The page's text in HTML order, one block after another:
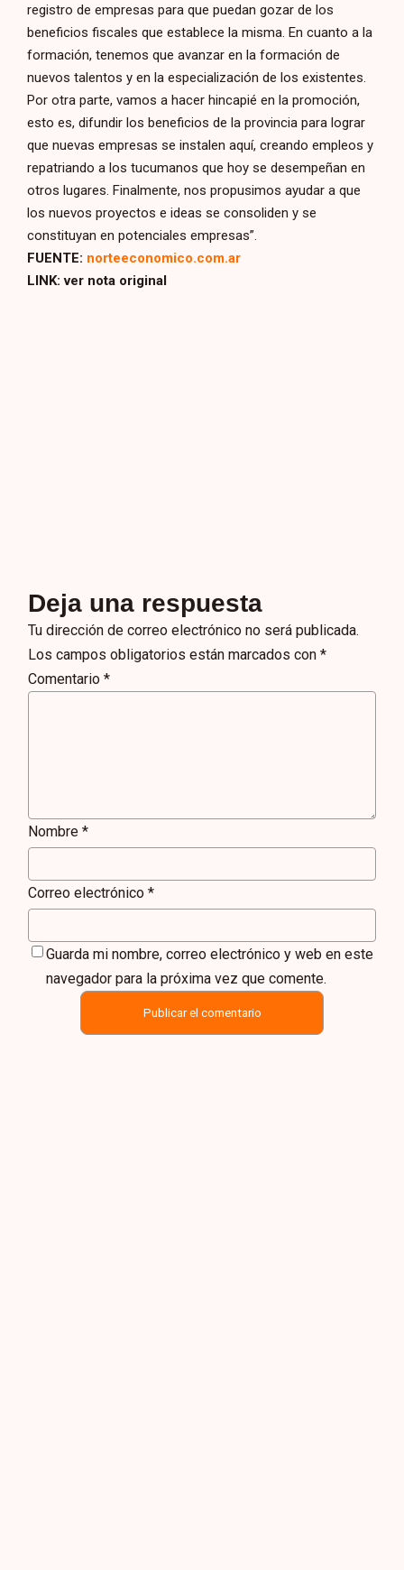
registro de empresas para que puedan gozar de los
beneficios fiscales que establece la misma. En cuanto a la
formación, tenemos que avanzar en la formación de
nuevos talentos y en la especialización de los existentes.
Por otra parte, vamos a hacer hincapié en la promoción,
esto es, difundir los beneficios de la provincia para lograr
que nuevas empresas se instalen aquí, creando empleos y
repatriando a los tucumanos que hoy se desempeñan en
otros lugares. Finalmente, nos propusimos ayudar a que
los nuevos proyectos e ideas se consoliden y se
constituyan en potenciales empresas”.
FUENTE: norteeconomico.com.ar
LINK: ver nota original
Deja una respuesta
Tu dirección de correo electrónico no será publicada.
Los campos obligatorios están marcados con*
Comentario*
Nombre*
Correo electrónico*
Guarda mi nombre, correo electrónico y web en este
navegador para la próxima vez que comente.